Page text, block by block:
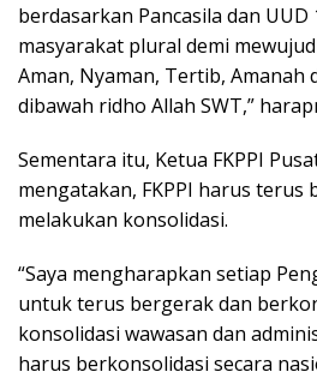
berdasarkan Pancasila dan UUD
masyarakat plural demi
Aman, Nyaman, Tertib, Amanah
dibawah ridho Allah SWT,”
Sementara itu, Ketua FKPPI
mengatakan, FKPPI harus terus
melakukan konsolidasi.
“Saya mengharapkan setiap
untuk terus bergerak dan
konsolidasi wawasan dan
harus berkonsolidasi secara